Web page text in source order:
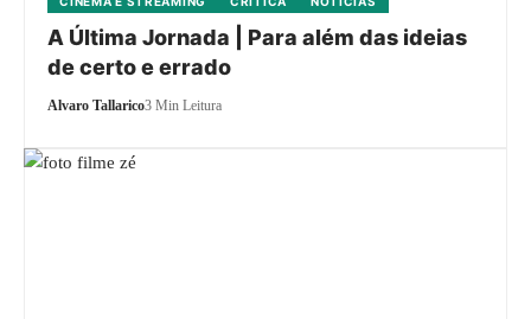
A Última Jornada | Para além das ideias
de certo e errado
Alvaro Tallarico3 Min Leitura